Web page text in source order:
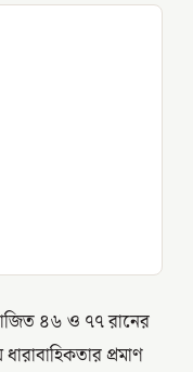
৪৬ ও ৭৭ রানের
প্রমাণ